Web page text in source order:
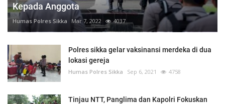
Kepada Anggota
Humas Polres Sikka Mar 7, 2022 4037
Polres sikka gelar vaksinansi merdeka di dua
lokasi gereja
Humas Polres Sikka Sep 6, 2021 4758
Tinjau NTT, Panglima dan Kapolri Fokuskan